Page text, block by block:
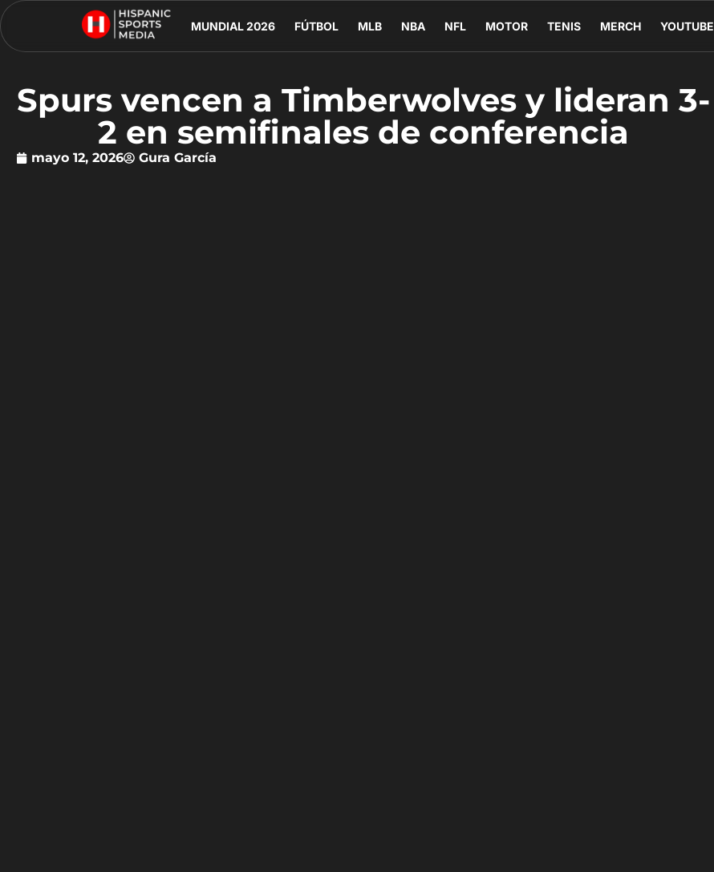
MUNDIAL 2026 FÚTBOL MLB NBA NFL MOTOR TENIS MERCH YOUTUBE
Spurs vencen a Timberwolves y lideran 3-
2 en semifinales de conferencia
mayo 12, 2026 Gura García